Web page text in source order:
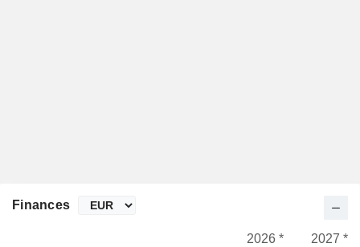
Finances
2026 *
2027 *